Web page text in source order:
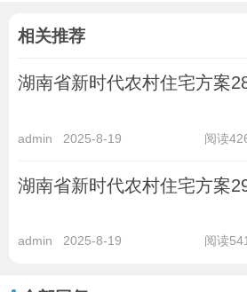
相关推荐
湖南省新时代农村住宅方案
admin 2025-8-19 阅读
湖南省新时代农村住宅方案
admin 2025-8-19 阅读